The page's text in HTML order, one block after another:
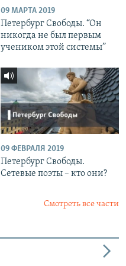
09 МАРТА 2019
Петербург Свободы. “Он
никогда не был первым
учеником этой системы”
09 ФЕВРАЛЯ 2019
Петербург Свободы.
Сетевые поэты – кто они?
Смотреть все части